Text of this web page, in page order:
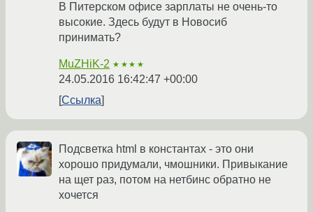
В Питерском офисе зарплаты не очень-то
высокие. Здесь будут в Новосиб
принимать?
MuZHiK-2 ★★★★
24.05.2016 16:42:47 +00:00
Ссылка
Подсветка html в константах - это они
хорошо придумали, чмошники. Привыкание
на щет раз, потом на нетбинс обратно не
хочется